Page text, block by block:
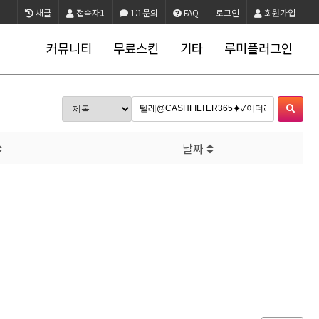
회원가입
로그인
FAQ
1:1문의
접속자1
새글
커뮤니티 무료스킨 기타 루미플러그인
날짜